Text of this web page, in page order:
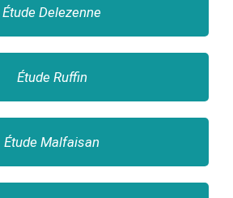
Étude Delezenne
Étude Ruffin
Étude Malfaisan